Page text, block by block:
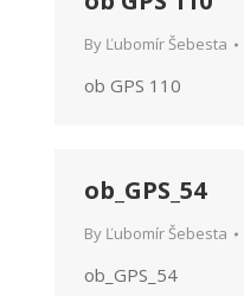
By Ľubomír Šebesta
ob GPS 110
ob_GPS_54
By Ľubomír Šebesta
ob_GPS_54